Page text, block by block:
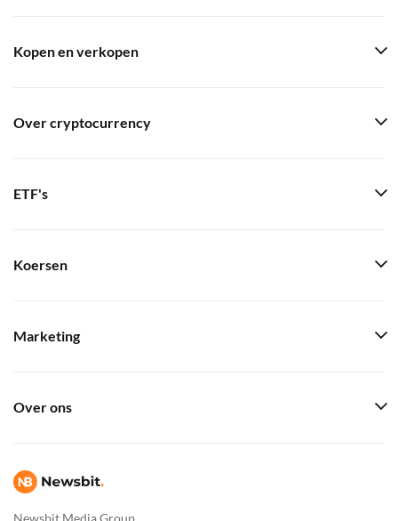
Newsbit Media Group
Kopen en verkopen
Over cryptocurrency
ETF's
Koersen
Marketing
Over ons